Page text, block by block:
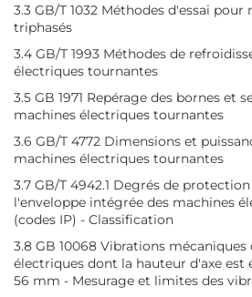
3.3 GB/T 1032 Méthodes d'essai
triphasés
3.4 GB/T 1993 Méthodes de
électriques tournantes
3.5 GB 1971 Repérage des bornes et
machines électriques tournantes
3.6 GB/T 4772 Dimensions et
machines électriques tournantes
3.7 GB/T 4942.1 Degrés de
l'enveloppe intégrée des machines
(codes IP) - Classification
3.8 GB 10068 Vibrations mécaniques
électriques dont la hauteur d'axe est
56 mm - Mesurage et limites des